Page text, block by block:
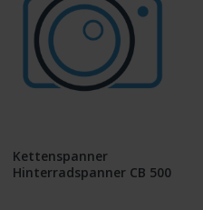
Kettenspanner
Hinterradspanner CB 500